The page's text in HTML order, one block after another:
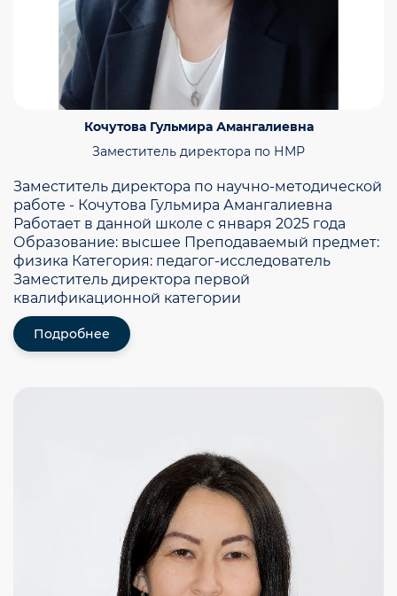
Кочутова Гульмира Амангалиевна
Заместитель директора по НМР
Заместитель директора по научно-методической
работе - Кочутова Гульмира Амангалиевна
Работает в данной школе с января 2025 года ​
Образование: высшее Преподаваемый предмет:
физика Категория: педагог-исследователь
Заместитель директора первой
квалификационной категории
Подробнее